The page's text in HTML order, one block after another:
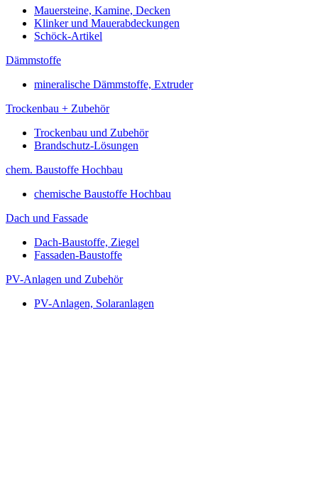
Mauersteine, Kamine, Decken
Klinker und Mauerabdeckungen
Schöck-Artikel
Dämmstoffe
mineralische Dämmstoffe, Extruder
Trockenbau + Zubehör
Trockenbau und Zubehör
Brandschutz-Lösungen
chem. Baustoffe Hochbau
chemische Baustoffe Hochbau
Dach und Fassade
Dach-Baustoffe, Ziegel
Fassaden-Baustoffe
PV-Anlagen und Zubehör
PV-Anlagen, Solaranlagen